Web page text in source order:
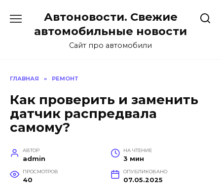
содержанию
Автоновости. Свежие
автомобильные новости
Сайт про автомобили
ГЛАВНАЯ » РЕМОНТ
Как проверить и заменить
датчик распредвала
самому?
АВТОР
admin
НА ЧТЕНИЕ
3 мин
ПРОСМОТРОВ
40
ОПУБЛИКОВАНО
07.05.2025